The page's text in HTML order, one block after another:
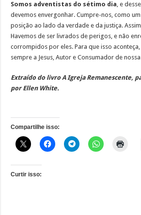
Somos adventistas do sétimo dia, e
devemos envergonhar. Cumpre-nos, como
posição ao lado da verdade e da justiça.
Havemos de ser livrados de perigos, e não
corrompidos por eles. Para que isso
sempre a Jesus, Autor e Consumador de
Extraído do livro A Igreja Remanescente,
por Ellen White.
Compartilhe isso:
Curtir isso: